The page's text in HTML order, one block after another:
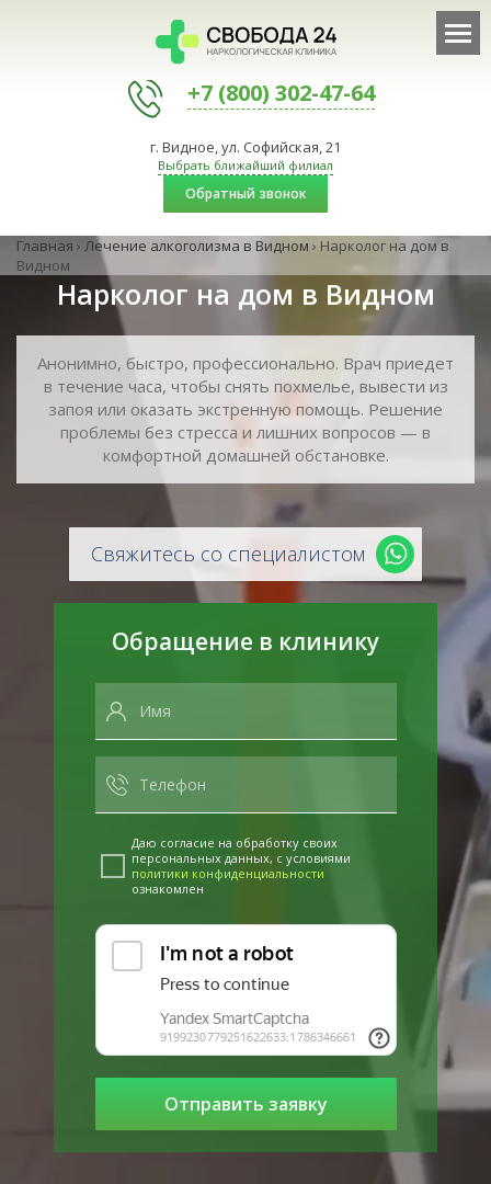
+7 (800) 302-47-64
г. Видное, ул. Софийская, 21
Выбрать ближайший филиал
Обратный звонок
Главная › Лечение алкоголизма в Видном › Нарколог на дом в
Видном
Нарколог на дом в Видном
Анонимно, быстро, профессионально. Врач приедет
в течение часа, чтобы снять похмелье, вывести из
запоя или оказать экстренную помощь. Решение
проблемы без стресса и лишних вопросов — в
комфортной домашней обстановке.
Свяжитесь со специалистом
Обращение в клинику
Даю согласие на обработку своих
персональных данных, с условиями
политики конфиденциальности
ознакомлен